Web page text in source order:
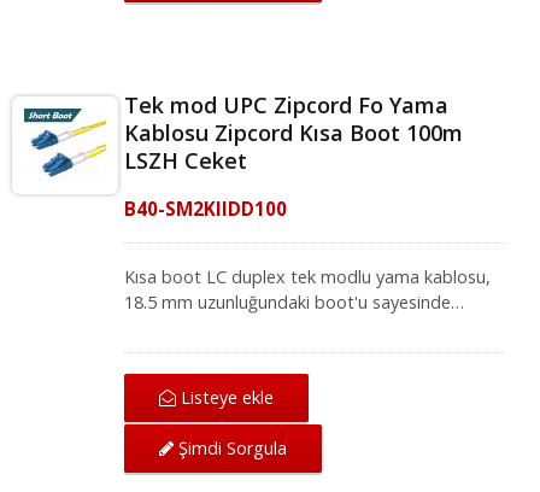
uygulamaları için fiber optik ekipmanlarla
Tek mod UPC Zipcord Fo Yama
Kablosu Zipcord Kısa Boot 100m
LSZH Ceket
B40-SM2KIIDD100
Kısa boot LC duplex tek modlu yama kablosu,
18.5 mm uzunluğundaki boot'u sayesinde
Mükemmel mekanik koruma sunan LC-LC tek
modlu yama kablosu, IEC ve ANSI/TIA
standartları altında ağ için mükemmel iletim
kalitesi sağlar. Fiber optik yama kablosu, yerel
alan ağı, fiber optik iletişim sistemi ve CATV
uygulamaları için fiber optik ekipmanlarla
Listeye ekle
Şimdi Sorgula